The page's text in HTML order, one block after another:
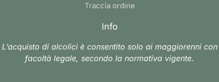
Traccia ordine
Info
L’acquisto di alcolici è consentito solo ai maggiorenni con
facoltà legale, secondo la normativa vigente.